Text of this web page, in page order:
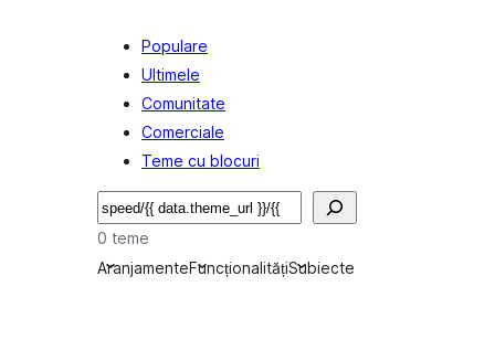
Populare
Ultimele
Comunitate
Comerciale
Teme cu blocuri
Caută
0 teme
AranjamenteFuncționalitățiSubiecte